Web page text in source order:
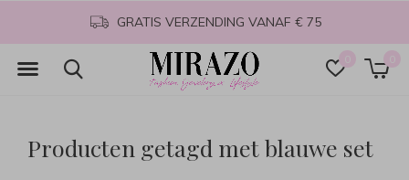
0 0
GRATIS VERZENDING VANAF € 75
Producten getagd met blauwe set